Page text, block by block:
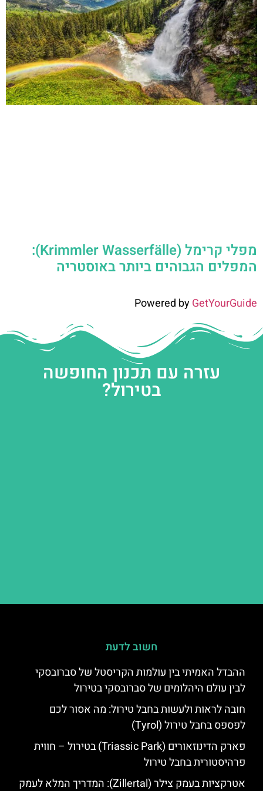
מפלי קרימל (Krimmler Wasserfälle):
המפלים הגבוהים ביותר באוסטריה
Powered byGetYourGuide
עזרה עם תכנון החופשה
בטירול?
חשוב לדעת
ההבדל האמיתי בין עולמות הקריסטל של סברובסקי
לבין עולם היהלומים של סברובסקי בטירול
חובה לראות ולעשות בחבל טירול: מה אסור לכם
לפספס בחבל טירול (Tyrol)
פארק הדינוזאורים (Triassic Park) בטירול – חווית
פרהיסטורית בחבל טירול
אטרקציות בעמק צילר (Zillertal): המדריך המלא לעמק